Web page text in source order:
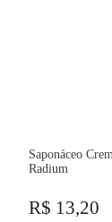
Saponáceo
Radium
R$ 13,20